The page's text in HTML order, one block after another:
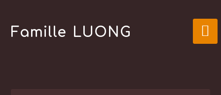
content
Famille LUONG